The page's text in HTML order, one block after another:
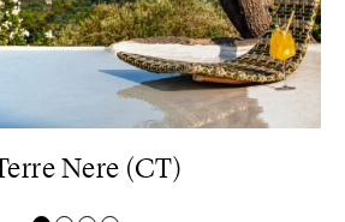
Nere (CT)